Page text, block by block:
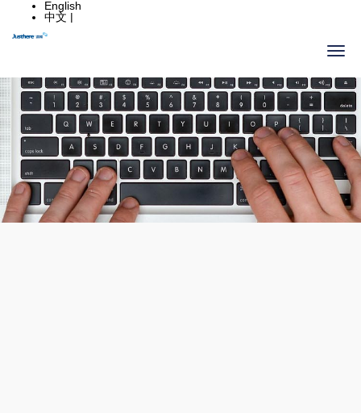
English
中文 |